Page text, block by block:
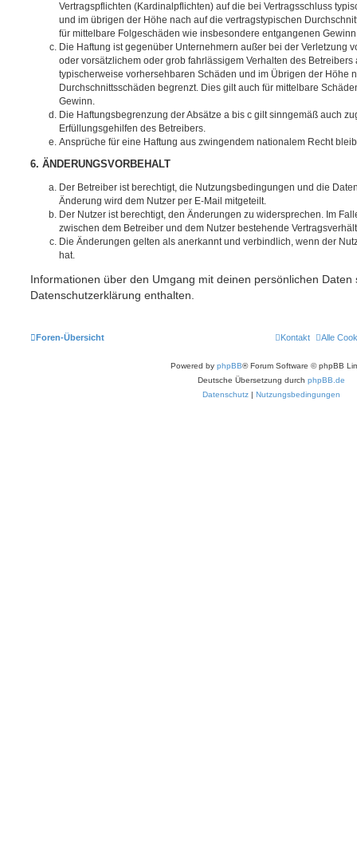
Vertragspflichten (Kardinalpflichten) auf die bei Vertragsschluss
und im übrigen der Höhe nach auf die vertragstypischen
für mittelbare Folgeschäden wie insbesondere entgangenen
Die Haftung ist gegenüber Unternehmern außer bei der Verletzung
oder vorsätzlichem oder grob fahrlässigem Verhalten des Betreibers
typischerweise vorhersehbaren Schäden und im Übrigen der Höhe
Durchschnittsschäden begrenzt. Dies gilt auch für mittelbare
Gewinn.
Die Haftungsbegrenzung der Absätze a bis c gilt sinngemäß auch
Erfüllungsgehilfen des Betreibers.
Ansprüche für eine Haftung aus zwingendem nationalem Recht
6. ÄNDERUNGSVORBEHALT
Der Betreiber ist berechtigt, die Nutzungsbedingungen und die
Änderung wird dem Nutzer per E-Mail mitgeteilt.
Der Nutzer ist berechtigt, den Änderungen zu widersprechen. Im
zwischen dem Betreiber und dem Nutzer bestehende
Die Änderungen gelten als anerkannt und verbindlich, wenn der
hat.
Informationen über den Umgang mit deinen persönlichen Daten
Datenschutzerklärung enthalten.
Foren-Übersicht Alle
Kontakt
Powered by phpBB® Forum Software © phpBB
Deutsche Übersetzung durch phpBB.de
Datenschutz | Nutzungsbedingungen